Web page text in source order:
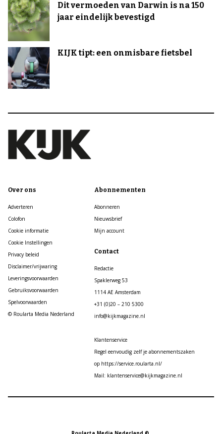
Dit vermoeden van Darwin is na 150
jaar eindelijk bevestigd
KIJK tipt: een onmisbare fietsbel
Over ons
Adverteren
Colofon
Cookie informatie
Cookie Instellingen
Privacy beleid
Disclaimer/vrijwaring
Leveringsvoorwaarden
Gebruiksvoorwaarden
Spelvoorwaarden
© Roularta Media Nederland
Abonnementen
Abonneren
Nieuwsbrief
Mijn account
Contact
Redactie
Spaklerweg 53
1114 AE Amsterdam
+31 (0)20 – 210 5300
info@kijkmagazine.nl
Klantenservice
Regel eenvoudig zelf je abonnementszaken
op https://service.roularta.nl/
Mail: klantenservice@kijkmagazine.nl